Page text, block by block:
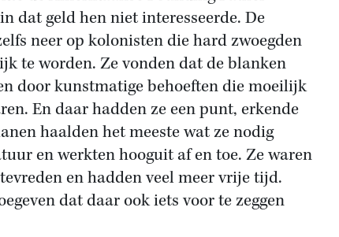
dat geld hen niet interesseerde. De
neer op kolonisten die hard zwoegden
te worden. Ze vonden dat de blanken
door kunstmatige behoeften die moeilijk
En daar hadden ze een punt, erkende
haalden het meeste wat ze nodig
en werkten hooguit af en toe. Ze waren
en hadden veel meer vrije tijd.
dat daar ook iets voor te zeggen